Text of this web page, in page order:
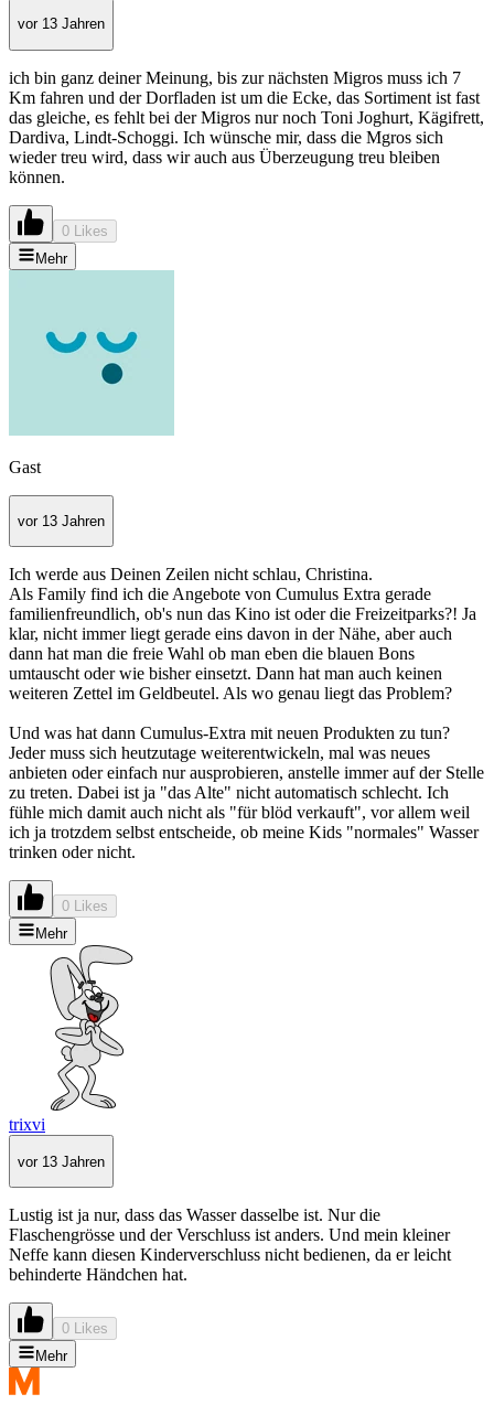
vor 13 Jahren
ich bin ganz deiner Meinung, bis zur nächsten Migros muss ich 7
Km fahren und der Dorfladen ist um die Ecke, das Sortiment ist fast
das gleiche, es fehlt bei der Migros nur noch Toni Joghurt, Kägifrett,
Dardiva, Lindt-Schoggi. Ich wünsche mir, dass die Mgros sich
wieder treu wird, dass wir auch aus Überzeugung treu bleiben
können.
0 Likes
Mehr
Gast
vor 13 Jahren
Ich werde aus Deinen Zeilen nicht schlau, Christina.
Als Family find ich die Angebote von Cumulus Extra gerade
familienfreundlich, ob's nun das Kino ist oder die Freizeitparks?! Ja
klar, nicht immer liegt gerade eins davon in der Nähe, aber auch
dann hat man die freie Wahl ob man eben die blauen Bons
umtauscht oder wie bisher einsetzt. Dann hat man auch keinen
weiteren Zettel im Geldbeutel. Als wo genau liegt das Problem?
Und was hat dann Cumulus-Extra mit neuen Produkten zu tun?
Jeder muss sich heutzutage weiterentwickeln, mal was neues
anbieten oder einfach nur ausprobieren, anstelle immer auf der Stelle
zu treten. Dabei ist ja "das Alte" nicht automatisch schlecht. Ich
fühle mich damit auch nicht als "für blöd verkauft", vor allem weil
ich ja trotzdem selbst entscheide, ob meine Kids "normales" Wasser
trinken oder nicht.
0 Likes
Mehr
trixvi
vor 13 Jahren
Lustig ist ja nur, dass das Wasser dasselbe ist. Nur die
Flaschengrösse und der Verschluss ist anders. Und mein kleiner
Neffe kann diesen Kinderverschluss nicht bedienen, da er leicht
behinderte Händchen hat.
0 Likes
Mehr